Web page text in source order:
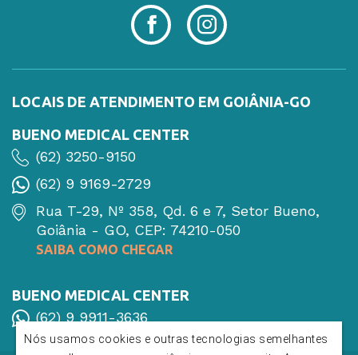
LOCAIS DE ATENDIMENTO EM GOIÂNIA-GO
BUENO MEDICAL CENTER
(62) 3250-9150
(62) 9 9169-2729
Rua T-29, Nº 358, Qd. 6 e 7, Setor Bueno,
Goiânia - GO, CEP: 74210-050
SAIBA COMO CHEGAR
BUENO MEDICAL CENTER
(62) 9 9911-3636
Nós usamos cookies e outras tecnologias semelhantes